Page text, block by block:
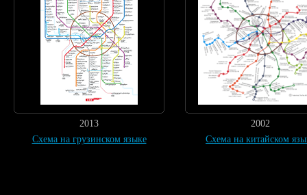
2013
Схема на грузинском языке
2002
Схема на китайском